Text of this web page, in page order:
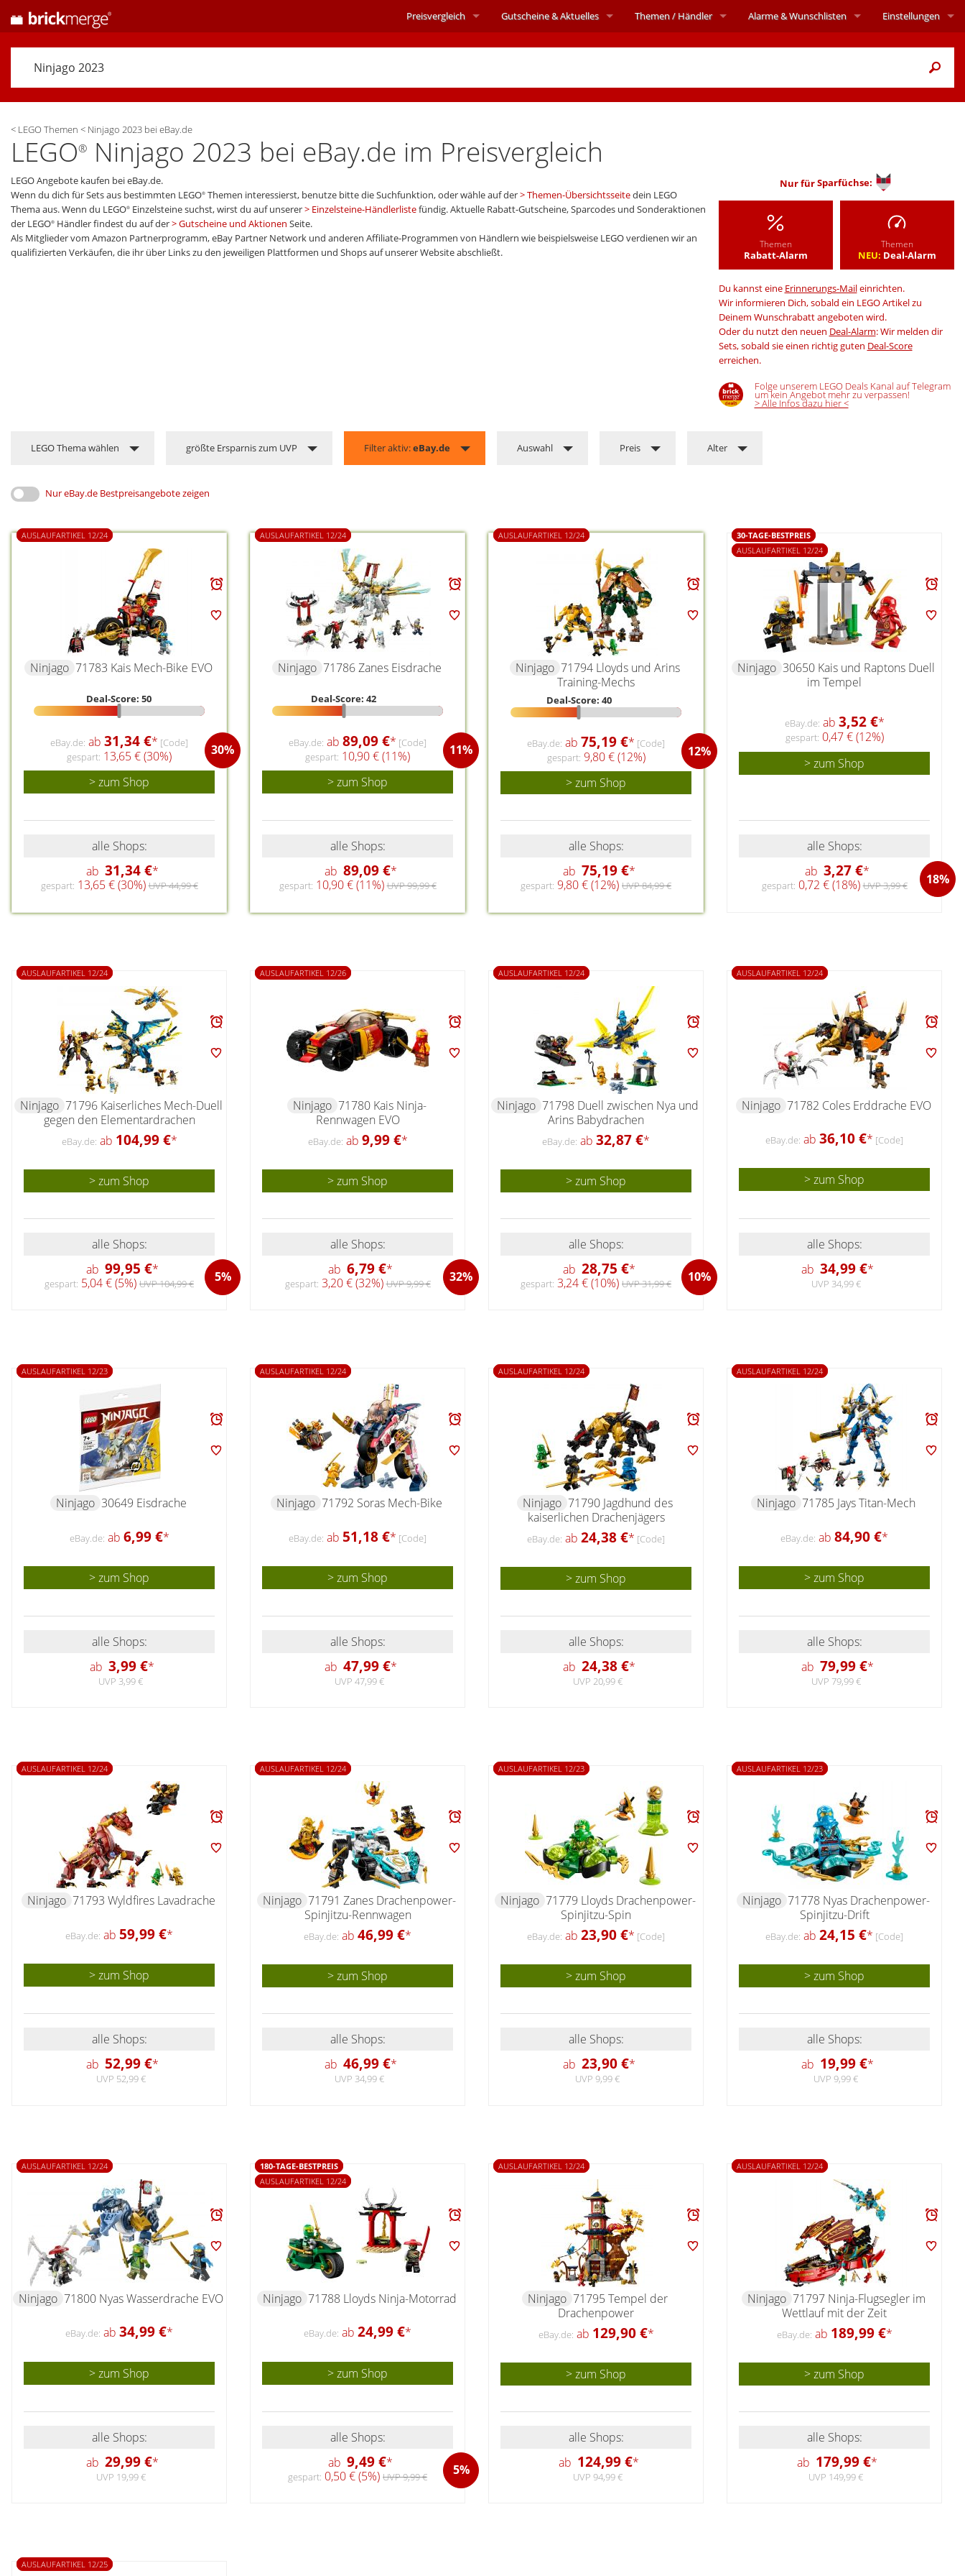
< LEGO Themen < Ninjago 2023 bei eBay.de
LEGO® Ninjago 2023 bei eBay.de im Preisvergleich
LEGO Angebote kaufen bei eBay.de.
Wenn du dich für Sets aus bestimmten LEGO® Themen interessierst, benutze bitte die Suchfunktion, oder wähle auf der Themen-Übersichtsseitedein LEGO
Thema aus. Wenn du LEGO® Einzelsteine suchst, wirst du auf unserer Einzelsteine-Händlerlistefündig. Aktuelle Rabatt-Gutscheine, Sparcodes und Sonderaktionen
der LEGO® Händler findest du auf der Gutscheine und Aktionen Seite.
Als Mitglieder vom Amazon Partnerprogramm, eBay Partner Network und anderen Affiliate-Programmen von Händlern wie beispielsweise LEGO verdienen wir an
qualifizierten Verkäufen, die ihr über Links zu den jeweiligen Plattformen und Shops auf unserer Website abschließt.
Nur fürSparfüchse:
Themen
Rabatt-Alarm
Themen
NEU: Deal-Alarm
Du kannst eine Erinnerungs-Maileinrichten.
Wir informieren Dich, sobald ein LEGO Artikel zu
Deinem Wunschrabatt angeboten wird.
Oder du nutzt den neuen Deal-Alarm: Wir melden dir
Sets, sobald sie einen richtig guten Deal-Score
erreichen.
Folge unserem LEGO Deals Kanal auf Telegram
um kein Angebot mehr zu verpassen!
> Alle Infos dazu hier <
LEGO Thema wählen größte Ersparnis zum UVP Filter aktiv:eBay.de Auswahl Preis Alter
Nur eBay.de Bestpreisangebote zeigen
AUSLAUFARTIKEL 12/24
Ninjago 71783 Kais Mech-Bike EVO
Deal-Score: 50
eBay.de: ab 31,34 €* [Code] 30%
gespart: 13,65 € (30%)
> zum Shop
alle Shops:
ab 31,34 €*
gespart: 13,65 € (30%)UVP 44,99 €
AUSLAUFARTIKEL 12/24
Ninjago 71786 Zanes Eisdrache
Deal-Score: 42
eBay.de: ab 89,09 €* [Code] 11%
gespart: 10,90 € (11%)
> zum Shop
alle Shops:
ab 89,09 €*
gespart: 10,90 € (11%)UVP 99,99 €
AUSLAUFARTIKEL 12/24
Ninjago 71794 Lloyds und Arins
Training-Mechs
Deal-Score: 40
eBay.de: ab 75,19 €* [Code] 12%
gespart: 9,80 € (12%)
> zum Shop
alle Shops:
ab 75,19 €*
gespart: 9,80 € (12%) UVP 84,99 €
30-TAGE-BESTPREIS
AUSLAUFARTIKEL 12/24
Ninjago 30650 Kais und Raptons Duell
im Tempel
eBay.de: ab 3,52 €*
gespart: 0,47 € (12%)
> zum Shop
alle Shops:
ab 3,27 €* 18%
gespart: 0,72 € (18%)UVP 3,99 €
AUSLAUFARTIKEL 12/24
Ninjago 71796 Kaiserliches Mech-Duell
gegen den Elementardrachen
eBay.de: ab 104,99 €*
> zum Shop
alle Shops:
ab 99,95 €* 5%
gespart: 5,04 € (5%) UVP 104,99 €
AUSLAUFARTIKEL 12/26
Ninjago 71780 Kais Ninja-
Rennwagen EVO
eBay.de: ab 9,99 €*
> zum Shop
alle Shops:
ab 6,79 €* 32%
gespart: 3,20 € (32%)UVP 9,99 €
AUSLAUFARTIKEL 12/24
Ninjago 71798 Duell zwischen Nya und
Arins Babydrachen
eBay.de: ab 32,87 €*
> zum Shop
alle Shops:
ab 28,75 €* 10%
gespart: 3,24 € (10%) UVP 31,99 €
AUSLAUFARTIKEL 12/24
Ninjago 71782 Coles Erddrache EVO
eBay.de: ab 36,10 €* [Code]
> zum Shop
alle Shops:
ab 34,99 €*
UVP 34,99 €
AUSLAUFARTIKEL 12/23
Ninjago 30649 Eisdrache
eBay.de: ab 6,99 €*
> zum Shop
alle Shops:
ab 3,99 €*
UVP 3,99 €
AUSLAUFARTIKEL 12/24
Ninjago 71792 Soras Mech-Bike
eBay.de: ab 51,18 €* [Code]
> zum Shop
alle Shops:
ab 47,99 €*
UVP 47,99 €
AUSLAUFARTIKEL 12/24
Ninjago 71790 Jagdhund des
kaiserlichen Drachenjägers
eBay.de: ab 24,38 €* [Code]
> zum Shop
alle Shops:
ab 24,38 €*
UVP 20,99 €
AUSLAUFARTIKEL 12/24
Ninjago 71785 Jays Titan-Mech
eBay.de: ab 84,90 €*
> zum Shop
alle Shops:
ab 79,99 €*
UVP 79,99 €
AUSLAUFARTIKEL 12/24
Ninjago 71793 Wyldfires Lavadrache
eBay.de: ab 59,99 €*
> zum Shop
alle Shops:
ab 52,99 €*
UVP 52,99 €
AUSLAUFARTIKEL 12/24
Ninjago 71791 Zanes Drachenpower-
Spinjitzu-Rennwagen
eBay.de: ab 46,99 €*
> zum Shop
alle Shops:
ab 46,99 €*
UVP 34,99 €
AUSLAUFARTIKEL 12/23
Ninjago 71779 Lloyds Drachenpower-
Spinjitzu-Spin
eBay.de: ab 23,90 €* [Code]
> zum Shop
alle Shops:
ab 23,90 €*
UVP 9,99 €
AUSLAUFARTIKEL 12/23
Ninjago 71778 Nyas Drachenpower-
Spinjitzu-Drift
eBay.de: ab 24,15 €* [Code]
> zum Shop
alle Shops:
ab 19,99 €*
UVP 9,99 €
AUSLAUFARTIKEL 12/24
Ninjago 71800 Nyas Wasserdrache EVO
eBay.de: ab 34,99 €*
> zum Shop
alle Shops:
ab 29,99 €*
UVP 19,99 €
180-TAGE-BESTPREIS
AUSLAUFARTIKEL 12/24
Ninjago 71788 Lloyds Ninja-Motorrad
eBay.de: ab 24,99 €*
> zum Shop
alle Shops:
ab 9,49 €* 5%
gespart: 0,50 € (5%) UVP 9,99 €
AUSLAUFARTIKEL 12/24
Ninjago 71795 Tempel der
Drachenpower
eBay.de: ab 129,90 €*
> zum Shop
alle Shops:
ab 124,99 €*
UVP 94,99 €
AUSLAUFARTIKEL 12/24
Ninjago 71797 Ninja-Flugsegler im
Wettlauf mit der Zeit
eBay.de: ab 189,99 €*
> zum Shop
alle Shops:
ab 179,99 €*
UVP 149,99 €
AUSLAUFARTIKEL 12/25
Preisvergleich Gutscheine &Aktuelles Themen/ Händler Alarme& Wunschlisten Einstellungen